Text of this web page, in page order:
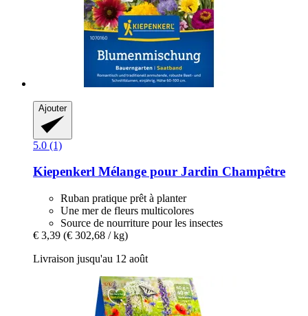
Ajouter
5.0 (1)
Kiepenkerl Mélange pour Jardin Champêtre
Ruban pratique prêt à planter
Une mer de fleurs multicolores
Source de nourriture pour les insectes
€ 3,39 (€ 302,68 / kg)
Livraison jusqu'au 12 août